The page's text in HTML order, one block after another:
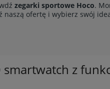
zegarki sportowe Hoco.
ofertę i wybierz swój
smartwatch z